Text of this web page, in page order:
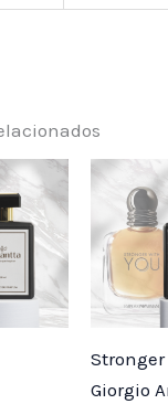
Price
$ 25,000
through
$ 55,000
Stronger
Giorgio